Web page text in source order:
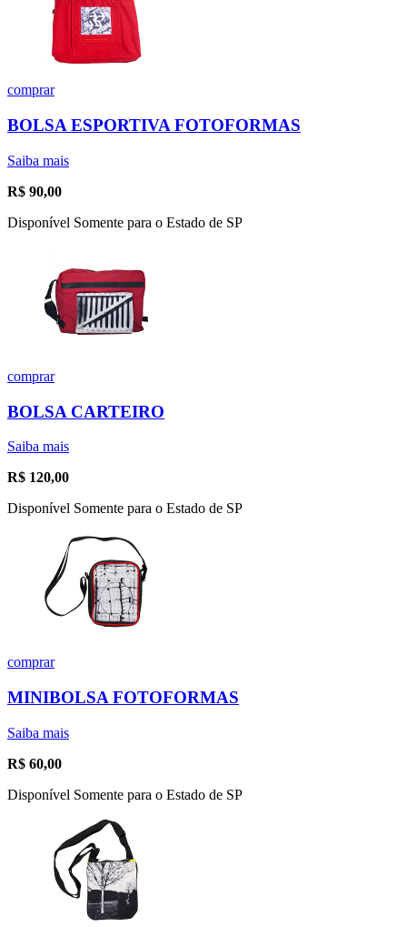
comprar
BOLSA ESPORTIVA FOTOFORMAS
Saiba mais
R$ 90,00
Disponível Somente para o Estado de SP
comprar
BOLSA CARTEIRO
Saiba mais
R$ 120,00
Disponível Somente para o Estado de SP
comprar
MINIBOLSA FOTOFORMAS
Saiba mais
R$ 60,00
Disponível Somente para o Estado de SP